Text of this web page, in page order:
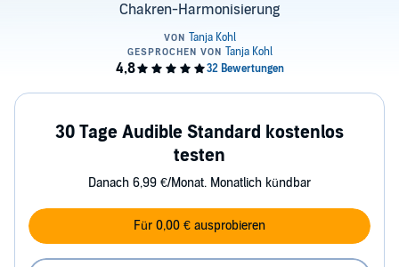
Chakren-Harmonisierung
30 Tage Audible Standard kostenlos
testen
Danach 6,99 €/Monat. Monatlich kündbar
Für 0,00 € ausprobieren